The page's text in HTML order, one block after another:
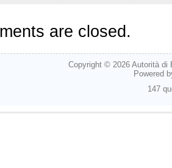
are closed.
Copyright © 2026 Autorità di
Powered
147